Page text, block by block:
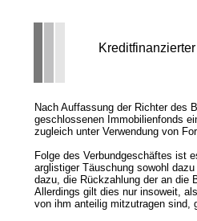
Nach Auffassung der Richter des
geschlossenen Immobilienfonds
zugleich unter Verwendung von
Folge des Verbundgeschäftes ist
arglistiger Täuschung sowohl
dazu, die Rückzahlung der an die
Allerdings gilt dies nur insoweit,
von ihm anteilig mitzutragen sind,